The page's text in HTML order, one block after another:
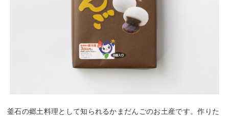
釜石の郷土料理として知られるかまだんごのお土産です。作りた